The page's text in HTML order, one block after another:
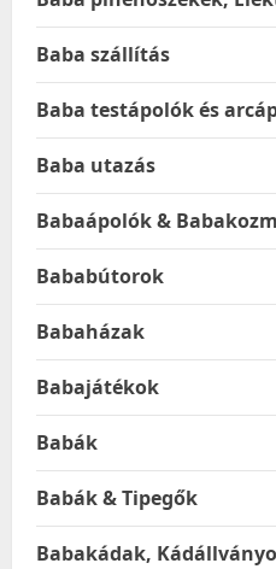
Baba szállítás
Baba testápolók és
Baba utazás
Babaápolók &
Bababútorok
Babaházak
Babajátékok
Babák
Babák & Tipegők
Babakádak,